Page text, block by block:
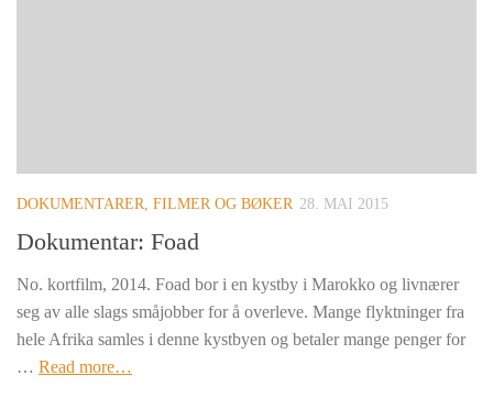
DOKUMENTARER, FILMER OG BØKER 28. MAI 2015
Dokumentar: Foad
No. kortfilm, 2014. Foad bor i en kystby i Marokko og livnærer
seg av alle slags småjobber for å overleve. Mange flyktninger fra
hele Afrika samles i denne kystbyen og betaler mange penger for
… Read more…